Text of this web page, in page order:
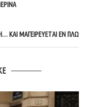
ΚΑΙ ΜΑΓΕΙΡΕΎΕΤΑΙ ΕΝ ΠΛΩ